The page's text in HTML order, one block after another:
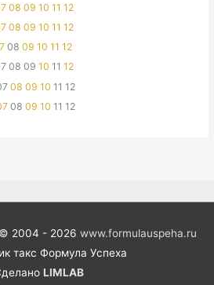
08 09 10 11 12
08 09 10 11 12
08 09 10 11 12
08 09 10 11 12
08 09 10 11 12
08 09 10 11 12
2004 - 2026 www.formulauspeha.ru
такс Формула Успеха
LIMLAB